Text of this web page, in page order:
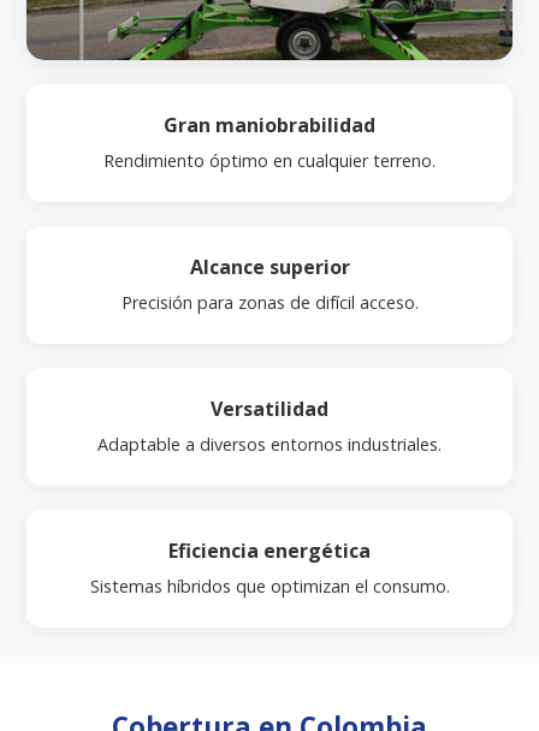
Gran maniobrabilidad
Rendimiento óptimo en cualquier terreno.
Alcance superior
Precisión para zonas de difícil acceso.
Versatilidad
Adaptable a diversos entornos industriales.
Eficiencia energética
Sistemas híbridos que optimizan el consumo.